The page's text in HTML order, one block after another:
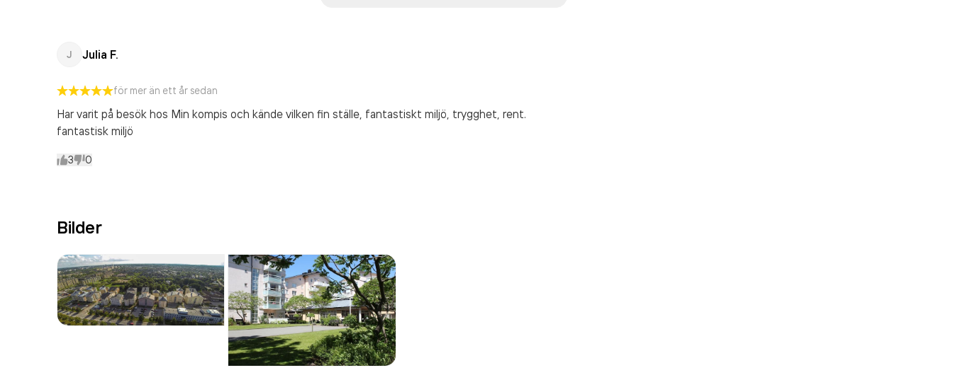
J Julia F.
för mer än ett år sedan
Har varit på besök hos Min kompis och kände vilken fin ställe, fantastiskt miljö, trygghet, rent.
fantastisk miljö
3 0
Bilder